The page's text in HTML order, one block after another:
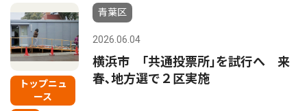
トップニュ
ース
青葉区
2026.06.04
横浜市 ｢共通投票所｣を試行へ 来
春､地方選で２区実施